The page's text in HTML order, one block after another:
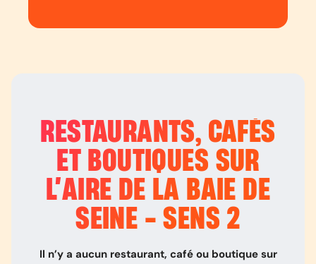
RESTAURANTS, CAFÉS
ET BOUTIQUES SUR
L’AIRE DE LA BAIE DE
SEINE - SENS 2
Il n’y a aucun restaurant, café ou boutique sur